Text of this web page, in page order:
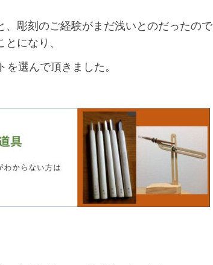
、彫刻のご経験がまだ浅いとのだったの
になり、
を選んで頂きました。